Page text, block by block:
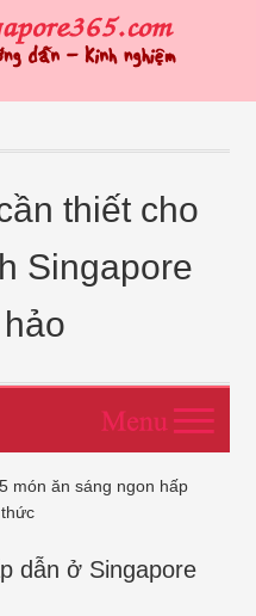
thiết cho
Singapore
món ăn sáng ngon hấp
dẫn ở Singapore